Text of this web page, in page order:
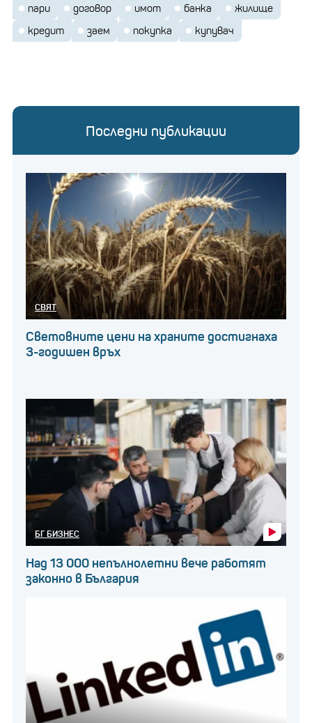
пари договор имот банка
жилище
кредит
заем покупка купувач
Последни публикации
СВЯТ
Световните цени на храните достигнаха
3-годишен връх
БГ БИЗНЕС
Над 13 000 непълнолетни вече работят
законно в България